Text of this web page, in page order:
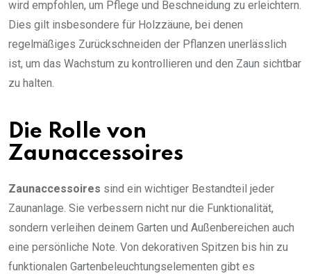
wird empfohlen, um Pflege und Beschneidung zu erleichtern.
Dies gilt insbesondere für Holzzäune, bei denen
regelmäßiges Zurückschneiden der Pflanzen unerlässlich
ist, um das Wachstum zu kontrollieren und den Zaun sichtbar
zu halten.
Die Rolle von
Zaunaccessoires
Zaunaccessoires sind ein wichtiger Bestandteil jeder
Zaunanlage. Sie verbessern nicht nur die Funktionalität,
sondern verleihen deinem Garten und Außenbereichen auch
eine persönliche Note. Von dekorativen Spitzen bis hin zu
funktionalen Gartenbeleuchtungselementen gibt es